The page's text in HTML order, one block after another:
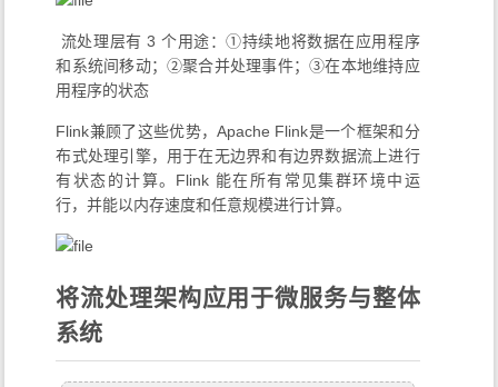
​ 流处理层有 3 个用途：①持续地将数据在应用程序
和系统间移动；②聚合并处理事件；③在本地维持应
用程序的状态
Flink兼顾了这些优势，Apache Flink是一个框架和分
布式处理引擎，用于在无边界和有边界数据流上进行
有状态的计算。Flink 能在所有常见集群环境中运
行，并能以内存速度和任意规模进行计算。
将流处理架构应用于微服务与整体
系统